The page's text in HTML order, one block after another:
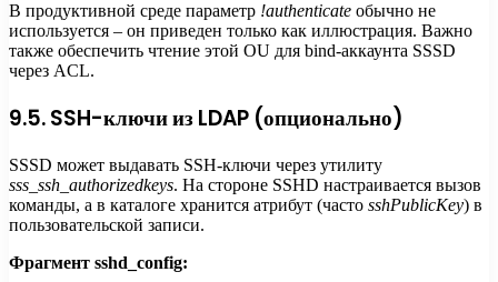
В продуктивной среде параметр !authenticate обычно не
используется – он приведен только как иллюстрация. Важно
также обеспечить чтение этой OU для bind-аккаунта SSSD
через ACL.
9.5. SSH-ключи из LDAP (опционально)
SSSD может выдавать SSH-ключи через утилиту
sss_ssh_authorizedkeys. На стороне SSHD настраивается вызов
команды, а в каталоге хранится атрибут (часто sshPublicKey) в
пользовательской записи.
Фрагмент sshd_config: